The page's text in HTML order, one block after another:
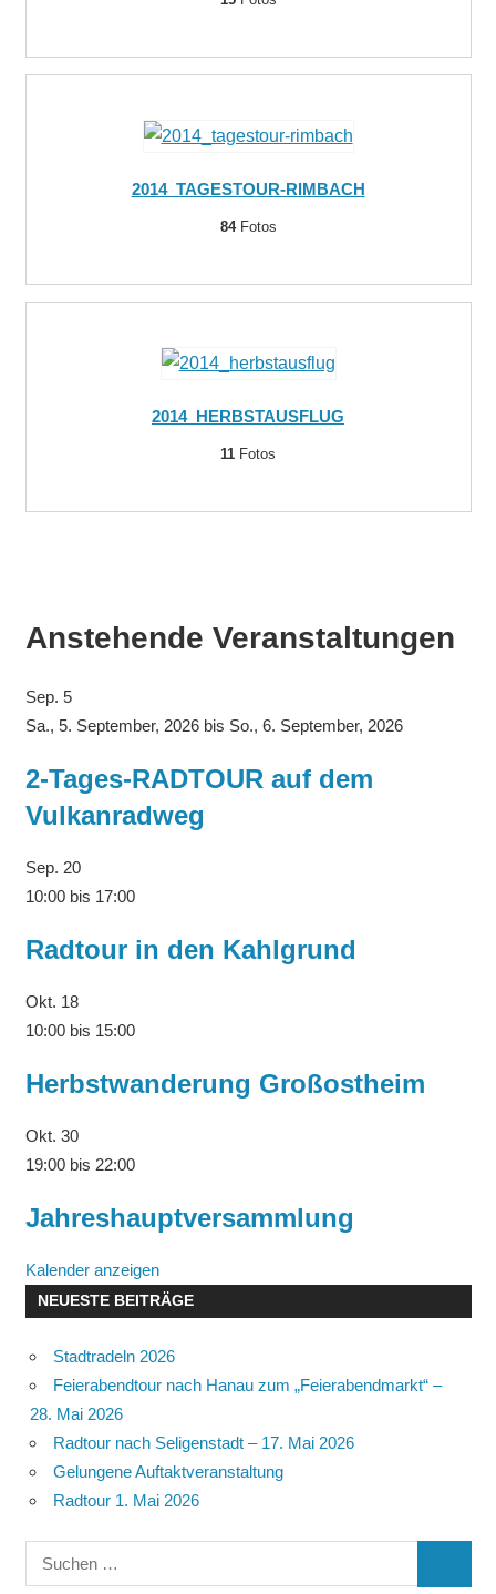
2014_TAGESTOUR-RIMBACH
84Fotos
2014_HERBSTAUSFLUG
11 Fotos
Anstehende Veranstaltungen
Sep. 5
Sa., 5. September, 2026bis So., 6. September, 2026
2-Tages-RADTOUR auf dem
Vulkanradweg
Sep. 20
10:00bis 17:00
Radtour in den Kahlgrund
Okt. 18
10:00bis 15:00
Herbstwanderung Großostheim
Okt. 30
19:00bis 22:00
Jahreshauptversammlung
Kalender anzeigen
NEUESTE BEITRÄGE
Stadtradeln 2026
Feierabendtour nach Hanau zum „Feierabendmarkt“ –
28. Mai 2026
Radtour nach Seligenstadt – 17. Mai 2026
Gelungene Auftaktveranstaltung
Radtour 1. Mai 2026
Suchen
nach: